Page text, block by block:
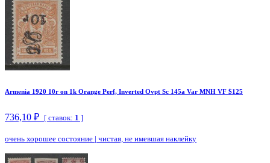
Armenia 1920 10r on 1k Orange Perf, Inverted Ovpt Sc 145a Var MNH VF $125
736,10 ₽ [ ставок: 1 ]
очень хорошее состояние | чистая, не имевшая наклейку